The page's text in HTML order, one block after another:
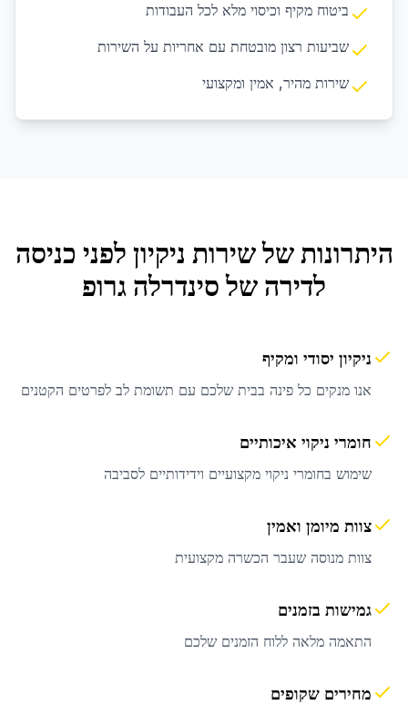
ביטוח מקיף וכיסוי מלא לכל העבודות
שביעות רצון מובטחת עם אחריות על השירות
שירות מהיר, אמין ומקצועי
היתרונות של שירות ניקיון לפני כניסה
לדירה של סינדרלה גרופ
ניקיון יסודי ומקיף
אנו מנקים כל פינה בבית שלכם עם תשומת לב לפרטים הקטנים
חומרי ניקוי איכותיים
שימוש בחומרי ניקוי מקצועיים וידידותיים לסביבה
צוות מיומן ואמין
צוות מנוסה שעבר הכשרה מקצועית
גמישות בזמנים
התאמה מלאה ללוח הזמנים שלכם
מחירים שקופים